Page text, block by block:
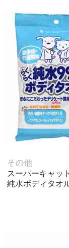
その他
スーパーキャッ
純水ボディタオ